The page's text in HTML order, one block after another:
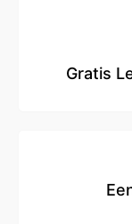
Gratis